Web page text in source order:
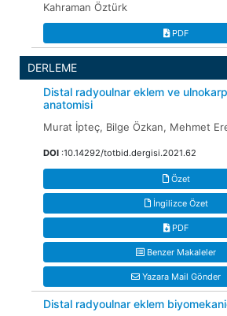
Kahraman Öztürk
PDF
DERLEME
Distal radyoulnar eklem ve
anatomisi
Murat İpteç, Bilge Özkan, Mehmet
DOI :10.14292/totbid.dergisi.2021.62
Özet
İngilizce Özet
PDF
Benzer Makaleler
Yazara Mail Gönder
Distal radyoulnar eklem